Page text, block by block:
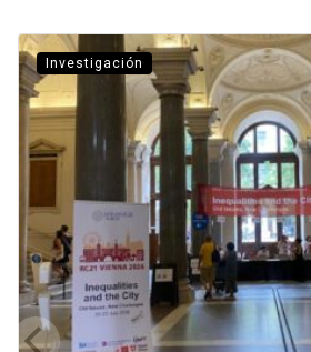
Investigación